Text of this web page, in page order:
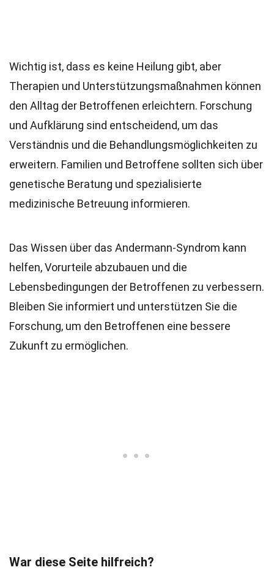
Wichtig ist, dass es keine Heilung gibt, aber
Therapien und Unterstützungsmaßnahmen können
den Alltag der Betroffenen erleichtern. Forschung
und Aufklärung sind entscheidend, um das
Verständnis und die Behandlungsmöglichkeiten zu
erweitern. Familien und Betroffene sollten sich über
genetische Beratung und spezialisierte
medizinische Betreuung informieren.
Das Wissen über das Andermann-Syndrom kann
helfen, Vorurteile abzubauen und die
Lebensbedingungen der Betroffenen zu verbessern.
Bleiben Sie informiert und unterstützen Sie die
Forschung, um den Betroffenen eine bessere
Zukunft zu ermöglichen.
War diese Seite hilfreich?